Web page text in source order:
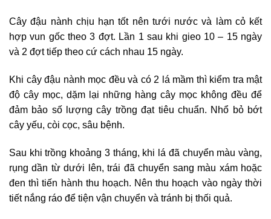
Cây đậu nành chịu hạn tốt nên tưới nước và làm cỏ kết
hợp vun gốc theo 3 đợt. Lần 1 sau khi gieo 10 – 15 ngày
và 2 đợt tiếp theo cứ cách nhau 15 ngày.
Khi cây đậu nành mọc đều và có 2 lá mầm thì kiểm tra mật
độ cây mọc, dặm lại những hàng cây mọc không đều để
đảm bảo số lượng cây trồng đạt tiêu chuẩn. Nhổ bỏ bớt
cây yếu, còi cọc, sâu bệnh.
Sau khi trồng khoảng 3 tháng, khi lá đã chuyển màu vàng,
rụng dần từ dưới lên, trái đã chuyển sang màu xám hoặc
đen thì tiến hành thu hoạch. Nên thu hoạch vào ngày thời
tiết nắng ráo để tiện vận chuyển và tránh bị thối quả.